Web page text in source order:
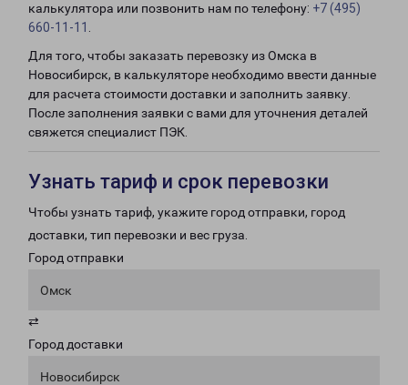
калькулятора или позвонить нам по телефону: +7 (495)
660-11-11
Для того, чтобы заказать перевозку из Омска в
Новосибирск, в калькуляторе необходимо ввести данные
для расчета стоимости доставки и заполнить заявку.
После заполнения заявки с вами для уточнения деталей
свяжется специалист ПЭК.
Узнать тариф и срок перевозки
Чтобы узнать тариф, укажите город отправки, город
доставки, тип перевозки и вес груза.
Город отправки
Омск
⇄
Город доставки
Новосибирск